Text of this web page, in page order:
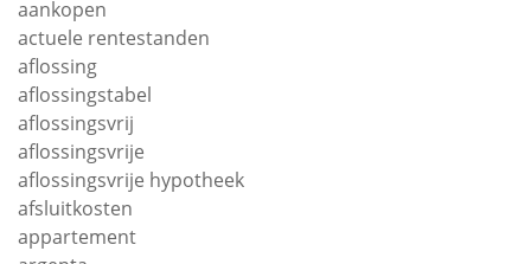
aankopen
actuele rentestanden
aflossing
aflossingstabel
aflossingsvrij
aflossingsvrije
aflossingsvrije hypotheek
afsluitkosten
appartement